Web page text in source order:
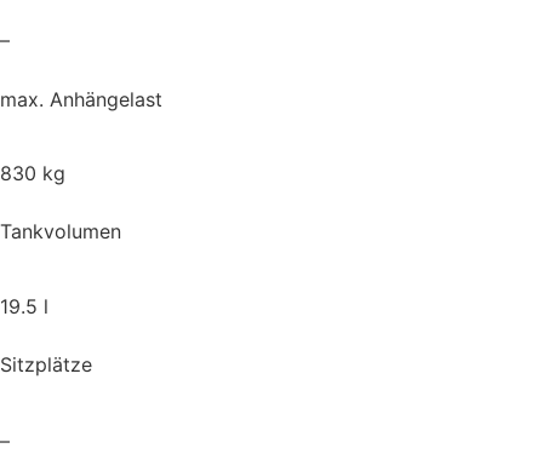
–
max. Anhängelast
830 kg
Tankvolumen
19.5 l
Sitzplätze
–